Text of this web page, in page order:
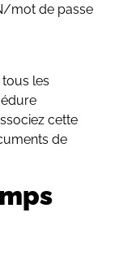
mot de passe
les
cette
de